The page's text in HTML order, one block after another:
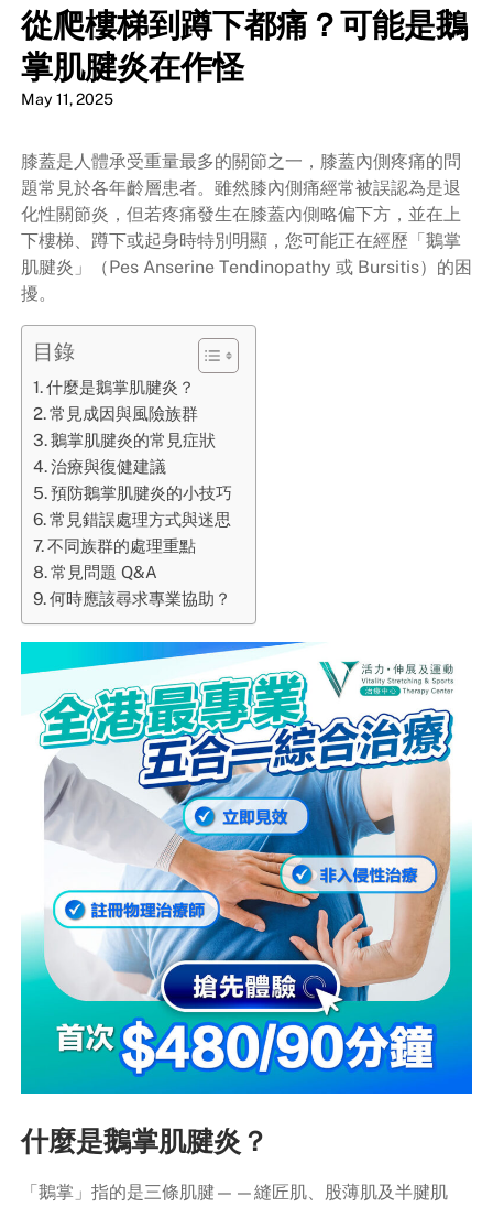
從爬樓梯到蹲下都痛？可能是鵝
掌肌腱炎在作怪
May 11, 2025
膝蓋是人體承受重量最多的關節之一，膝蓋內側疼痛的問
題常見於各年齡層患者。雖然膝內側痛經常被誤認為是退
化性關節炎，但若疼痛發生在膝蓋內側略偏下方，並在上
下樓梯、蹲下或起身時特別明顯，您可能正在經歷「鵝掌
肌腱炎」（Pes Anserine Tendinopathy 或 Bursitis）的困
擾。
目錄
什麼是鵝掌肌腱炎？
常見成因與風險族群
鵝掌肌腱炎的常見症狀
治療與復健建議
預防鵝掌肌腱炎的小技巧
常見錯誤處理方式與迷思
不同族群的處理重點
常見問題 Q&A
何時應該尋求專業協助？
什麼是鵝掌肌腱炎？
「鵝掌」指的是三條肌腱——縫匠肌、股薄肌及半腱肌